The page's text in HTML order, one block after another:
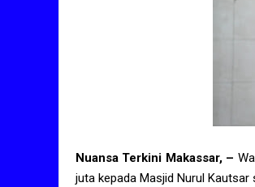
Nuansa Terkini Makassar, –
juta kepada Masjid Nurul